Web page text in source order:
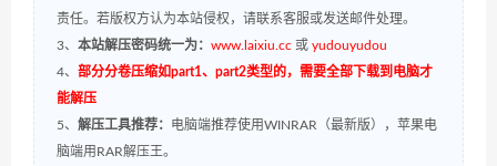
责任。若版权方认为本站侵权，请联系客服或发送邮件处理。
3、 本站解压密码统一为： www.laixiu.cc 或 yudouyudou
4、 部分分卷压缩如part1、part2类型的，需要全部下载到电脑才
能解压
5、 解压工具推荐： 电脑端推荐使用WINRAR（最新版），苹果电
脑端用RAR解压王。